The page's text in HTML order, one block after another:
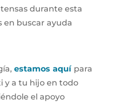
durante esta
en buscar ayuda
estamos aquí para
y a tu hijo en todo
el apoyo